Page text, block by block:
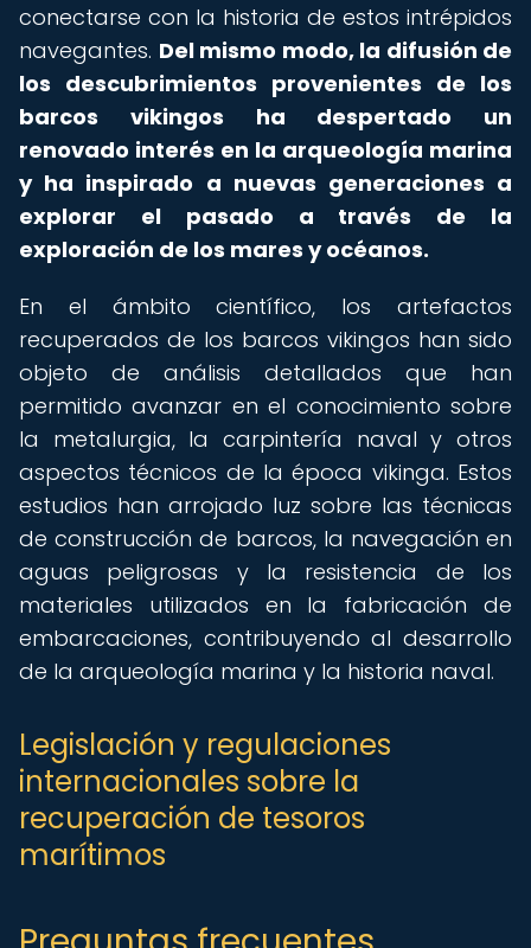
conectarse con la historia de estos intrépidos
navegantes. Del mismo modo, la difusión de
los descubrimientos provenientes de los
barcos vikingos ha despertado un
renovado interés en la arqueología marina
y ha inspirado a nuevas generaciones a
explorar el pasado a través de la
exploración de los mares y océanos.
En el ámbito científico, los artefactos
recuperados de los barcos vikingos han sido
objeto de análisis detallados que han
permitido avanzar en el conocimiento sobre
la metalurgia, la carpintería naval y otros
aspectos técnicos de la época vikinga. Estos
estudios han arrojado luz sobre las técnicas
de construcción de barcos, la navegación en
aguas peligrosas y la resistencia de los
materiales utilizados en la fabricación de
embarcaciones, contribuyendo al desarrollo
de la arqueología marina y la historia naval.
Legislación y regulaciones
internacionales sobre la
recuperación de tesoros
marítimos